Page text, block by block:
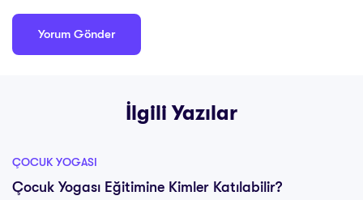
İlgili Yazılar
ÇOCUK YOGASI
Çocuk Yogası Eğitimine Kimler Katılabilir?